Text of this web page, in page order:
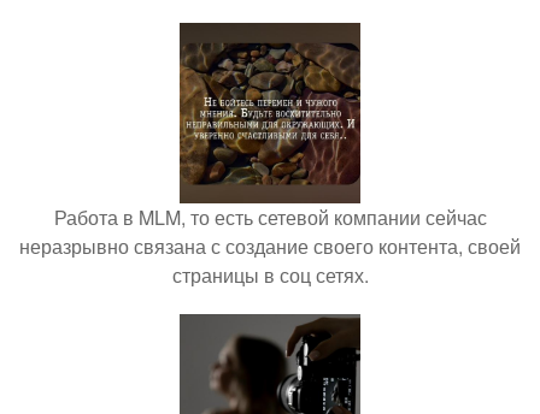
Работа в MLM, то есть сетевой компании сейчас
неразрывно связана с создание своего контента, своей
страницы в соц сетях.